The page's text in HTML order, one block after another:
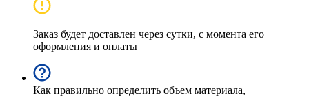
Заказ будет доставлен через сутки, с момента его
оформления и оплаты
Как правильно определить объем материала,